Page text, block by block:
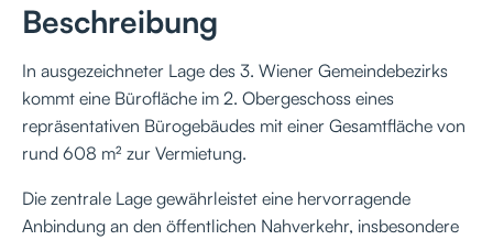
Beschreibung
In ausgezeichneter Lage des 3. Wiener Gemeindebezirks
kommt eine Bürofläche im 2. Obergeschoss eines
repräsentativen Bürogebäudes mit einer Gesamtfläche von
rund 608 m² zur Vermietung.
Die zentrale Lage gewährleistet eine hervorragende
Anbindung an den öffentlichen Nahverkehr, insbesondere